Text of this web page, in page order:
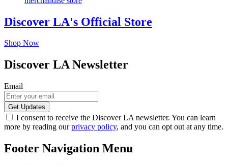
Discover LA's Official Store
Shop Now
Discover LA Newsletter
Email
I consent to receive the Discover LA newsletter. You can learn
more by reading ourprivacy policy, and you can opt out at any time.
Footer Navigation Menu